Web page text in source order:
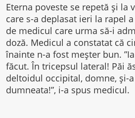
Eterna poveste se repetă și la
care s-a deplasat ieri la rapel
de medicul care urma să-i
doză. Medicul a constatat că
înainte n-a fost meșter bun.
făcut. În tricepsul lateral! Păi
deltoidul occipital, domne, și-
dumneata!”, i-a spus medicul.